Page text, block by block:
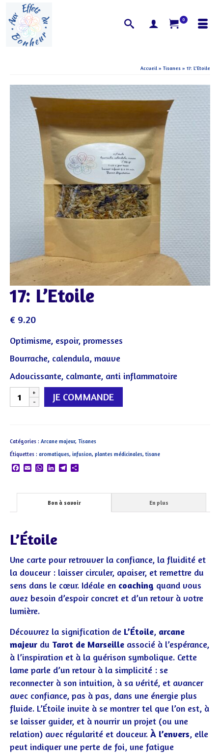
0
Accueil » Tisanes » 17: L’Etoile
17: L’Etoile
€ 9.20
Optimisme, espoir, promesses
Bourrache, calendula, mauve
Adoucissante, calmante, anti inflammatoire
quantité
de
JE COMMANDE
Catégories : Arcane majeur, Tisanes
Étiquettes : aromatiques, infusion, plantes médicinales,tisane
Facebook
EmailWhatsApp
LinkedInTelegram
Bon à savoir En plus
L’Étoile
Une carte pour retrouver la confiance, la fluidité et
la douceur : laisser circuler, apaiser, et remettre du
sens dans le cœur. Idéale en coaching quand vous
avez besoin d’espoir concret et d’un retour à votre
lumière.
Découvrez la signification de L’Étoile, arcane
majeur du Tarot de Marseille associé à l’espérance,
à l’inspiration et à la guérison symbolique. Cette
lame parle d’un retour à la simplicité : se
reconnecter à son intuition, à sa vérité, et avancer
avec confiance, pas à pas, dans une énergie plus
fluide. L’Étoile invite à se montrer tel que l’on est, à
se laisser guider, et à nourrir un projet (ou une
relation) avec régularité et douceur. À l’envers, elle
peut indiquer une perte de foi, une fatigue